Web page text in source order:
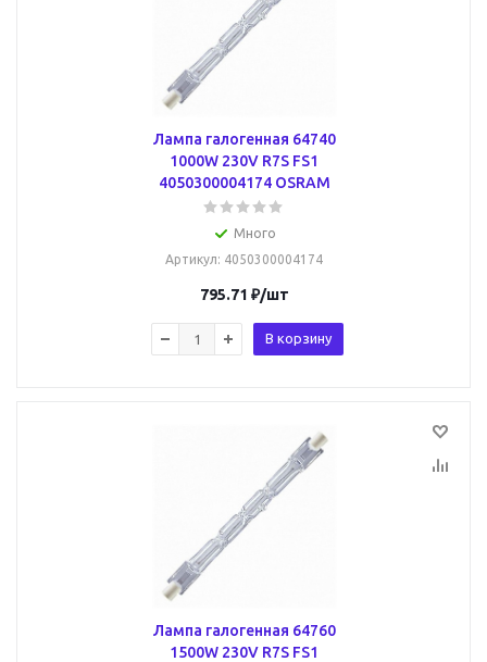
Лампа галогенная 64740
1000W 230V R7S FS1
4050300004174 OSRAM
Много
Артикул: 4050300004174
795.71 ₽/шт
В корзину
Лампа галогенная 64760
1500W 230V R7S FS1